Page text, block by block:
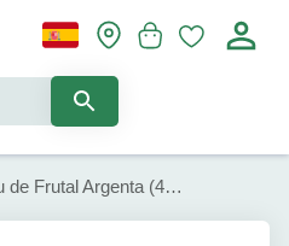
Champu de Frutal Argenta (400ml)